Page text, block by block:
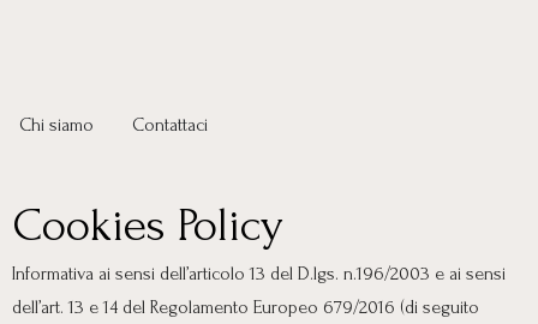
Chi siamo Contattaci
Cookies Policy
Informativa ai sensi dell’articolo 13 del D.lgs. n.196/2003 e ai sensi
dell’art. 13 e 14 del Regolamento Europeo 679/2016 (di seguito